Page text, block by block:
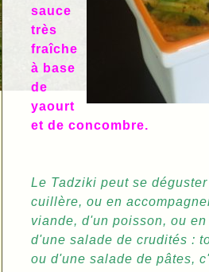
sauce
très
fraîche
à base
de
yaourt
et de concombre.
Le Tadziki peut se
cuillère, ou en
viande, d'un poisson, ou
d'une salade de crudités :
ou d'une salade de pâtes,